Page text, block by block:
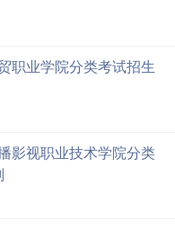
职业学院分类考试招生
影视职业技术学院分类